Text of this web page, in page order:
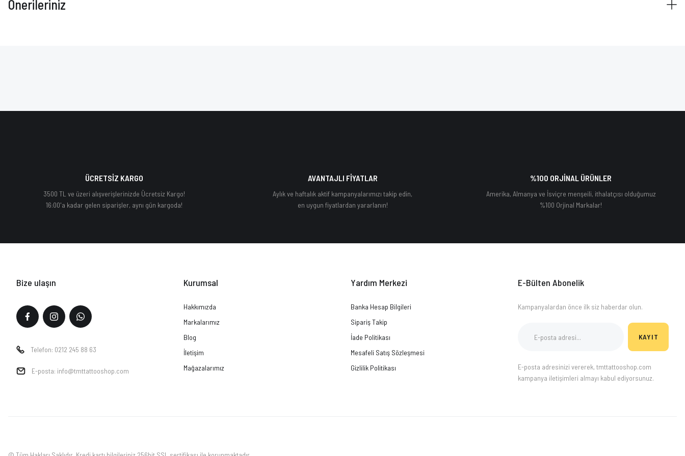
Önerileriniz
ÜCRETSİZ KARGO
3500 TL ve üzeri alışverişlerinizde Ücretsiz Kargo!
16:00'a kadar gelen siparişler, aynı gün kargoda!
AVANTAJLI FİYATLAR
Aylık ve haftalık aktif kampanyalarımızı takip edin,
en uygun fiyatlardan yararlanın!
%100 ORJİNAL ÜRÜNLER
Amerika, Almanya ve İsviçre menşeili, ithalatçısı olduğumuz
%100 Orjinal Markalar!
Bize ulaşın
Telefon: 0212 245 88 63
E-posta: info@tmttattooshop.com
Kurumsal
Hakkımızda
Markalarımız
Blog
İletişim
Mağazalarımız
Yardım Merkezi
Banka Hesap Bilgileri
Sipariş Takip
İade Politikası
Mesafeli Satış Sözleşmesi
Gizlilik Politikası
E-Bülten Abonelik
Kampanyalardan önce ilk siz haberdar olun.
KAYIT
E-posta adresinizi vererek, tmttattooshop.com
kampanya iletişimleri almayı kabul ediyorsunuz.